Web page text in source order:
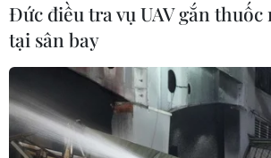
Hai sàn tiền điện tử lớn
nhận người dùng Trung
Đức điều tra vụ UAV gắn thuốc
tại sân bay